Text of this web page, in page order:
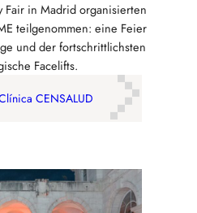
Fair in Madrid organisierten
teilgenommen: eine Feier
und der fortschrittlichsten
Facelifts.
CENSALUD